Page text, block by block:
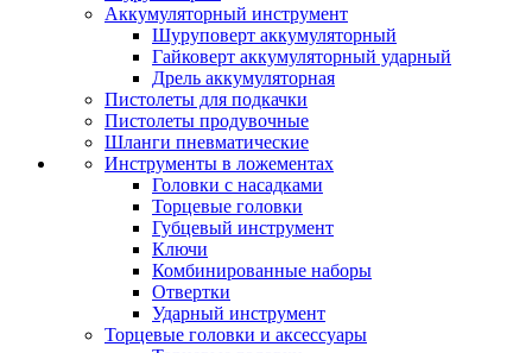
Аккумуляторный инструмент
Шуруповерт аккумуляторный
Гайковерт аккумуляторный ударный
Дрель аккумуляторная
Пистолеты для подкачки
Пистолеты продувочные
Шланги пневматические
Инструменты в ложементах
Головки с насадками
Торцевые головки
Губцевый инструмент
Ключи
Комбинированные наборы
Отвертки
Ударный инструмент
Торцевые головки и аксессуары